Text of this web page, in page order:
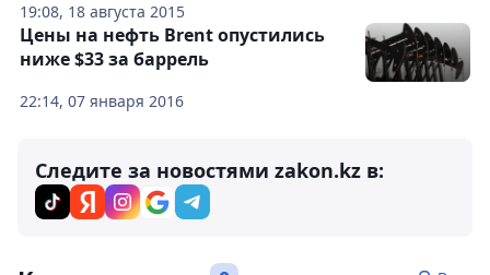
19:08, 18 августа 2015
22:14, 07 января 2016
Цены на нефть Brent опустились
ниже $33 за баррель
Следите за новостями zakon.kz в: